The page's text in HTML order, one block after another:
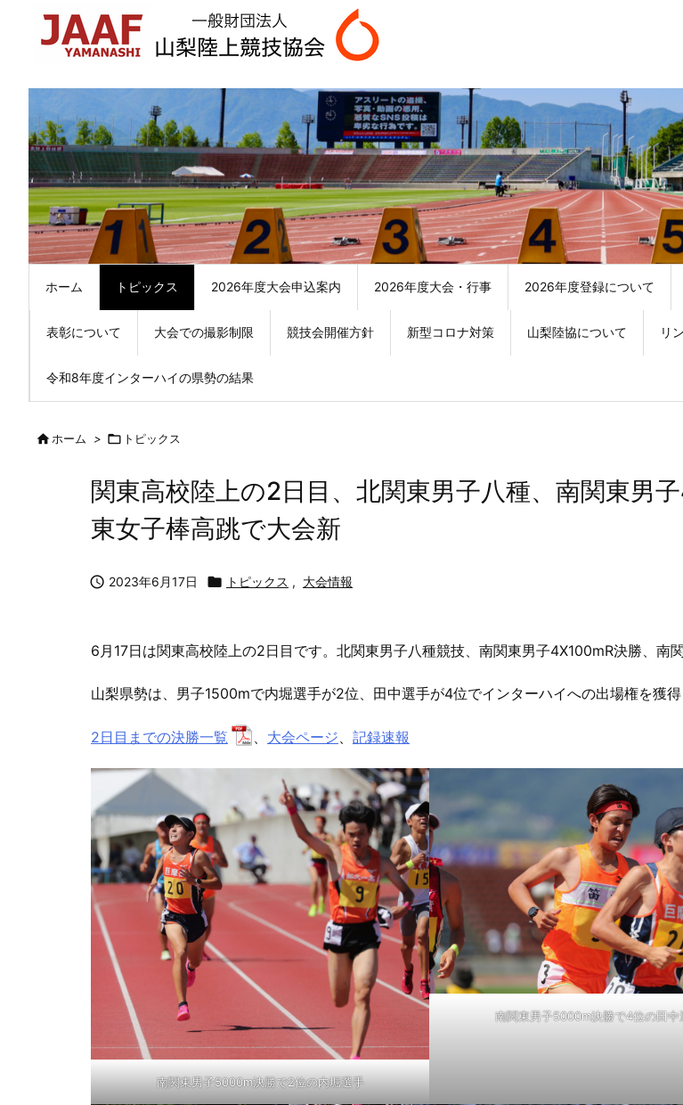
ホーム トピックス 2026年度大会申込案内 2026年度大会・行事 2026年度登録について
表彰について 大会での撮影制限 競技会開催方針 新型コロナ対策 山梨陸協について リ
令和8年度インターハイの県勢の結果
ホーム >  トピックス
関東高校陸上の2日目、北関東男子八種、南関東男
東女子棒高跳で大会新
 2023年6月17日  トピックス , 大会情報
6月17日は関東高校陸上の2日目です。北関東男子八種競技、南関東男子4X100mR決勝、南
山梨県勢は、男子1500mで内堀選手が2位、田中選手が4位でインターハイへの出場権を獲得
2日目までの決勝一覧 、 大会ページ、 記録速報
南関東男子5000m決勝で2位の内堀選手
南関東男子5000m決勝で4位の田中